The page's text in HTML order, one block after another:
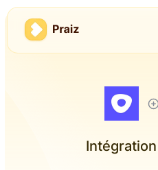
Intégration